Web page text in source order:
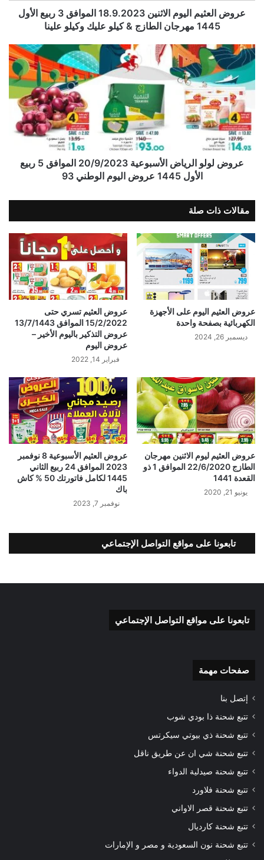
عروض العثيم اليوم الاثنين 18.9.2023 الموافق 3 ربيع الأول
1445 مهرجان الطازج & كيلو عليك وكيلو علينا
عروض لولو الرياض الأسبوعية 20/9/2023 الموافق 5 ربيع
الأول 1445 عروض اليوم الوطني 93
مقالات ذات صلة
عروض العثيم اليوم على الأجهزة
الكهربائية بصفحة واحدة
ديسمبر 26, 2024
عروض العثيم تسري حتى
15/2/2022 الموافق 13/7/1443
عروض التذكير باليوم الأخير –
عروض اليوم
فبراير 14, 2022
عروض العثيم ليوم الاثنين مهرجان
الطازج 22/6/2020 الموافق 1 ذو
القعدة 1441
يونيو 21, 2020
عروض العثيم الأسبوعية 8 نوفمبر
2023 الموافق 24 ربيع الثاني
1445 لكامل فاتورتك 50 % كاش
باك
نوفمبر 7, 2023
تابعونا على مواقع التواصل الإجتماعي
تابعونا على مواقع التواصل الإجتماعي
صفحات مهمة
إتصل بنا
تتبع شحنة ذا بودي شوب
تتبع شحنة ذي بيوتي سيكرتس
تتبع شحنة شي ان عن طريق ناقل
تتبع شحنة صيدلية الدواء
تتبع شحنة فلاورد
تتبع شحنة قصر الاواني
تتبع شحنة كارديال
تتبع شحنة نون السعودية و مصر و الإمارات